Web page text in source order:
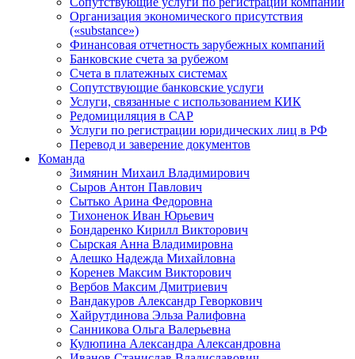
Организация экономического присутствия
(«substance»)
Финансовая отчетность зарубежных компаний
Банковские счета за рубежом
Счета в платежных системах
Сопутствующие банковские услуги
Услуги, связанные с использованием КИК
Редомициляция в САР
Услуги по регистрации юридических лиц в РФ
Перевод и заверение документов
Команда
Зимянин Михаил Владимирович
Сыров Антон Павлович
Сытько Арина Федоровна
Тихоненок Иван Юрьевич
Бондаренко Кирилл Викторович
Сырская Анна Владимировна
Алешко Надежда Михайловна
Коренев Максим Викторович
Вербов Максим Дмитриевич
Вандакуров Александр Геворкович
Хайрутдинова Эльза Ралифовна
Санникова Ольга Валерьевна
Кулюпина Александра Александровна